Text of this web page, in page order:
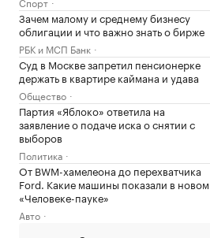
Зачем малому и среднему бизнесу
облигации и что важно знать о бирже
РБК и МСП Банк
Суд в Москве запретил пенсионерке
держать в квартире каймана и удава
Общество
Партия «Яблоко» ответила на
заявление о подаче иска о снятии с
выборов
Политика
От BWM-хамелеона до перехватчика
Ford. Какие машины показали в новом
«Человеке-пауке»
Авто